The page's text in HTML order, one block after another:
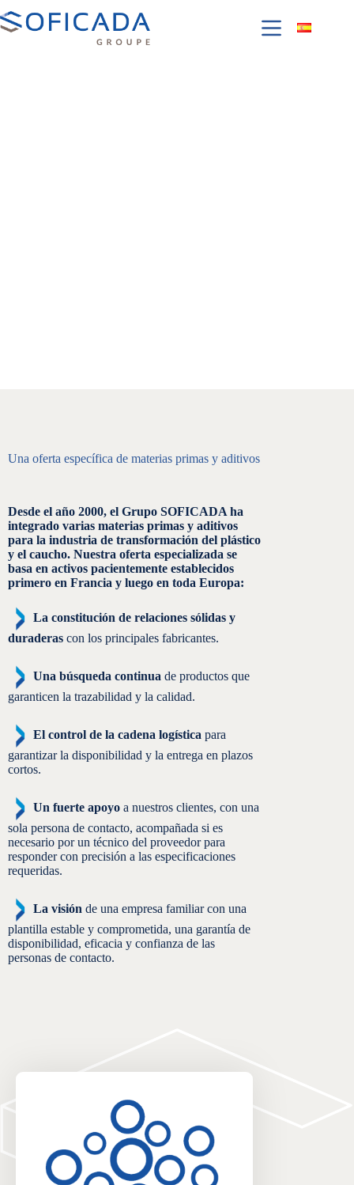
Una oferta específica de materias primas y aditivos
Desde el año 2000, el Grupo SOFICADA ha
integrado varias materias primas y aditivos
para la industria de transformación del plástico
y el caucho. Nuestra oferta especializada se
basa en activos pacientemente establecidos
primero en Francia y luego en toda Europa:
La constitución de relaciones sólidas y
duraderas con los principales fabricantes.
Una búsqueda continua de productos que
garanticen la trazabilidad y la calidad.
El control de la cadena logística para
garantizar la disponibilidad y la entrega en plazos
cortos.
Un fuerte apoyo a nuestros clientes, con una
sola persona de contacto, acompañada si es
necesario por un técnico del proveedor para
responder con precisión a las especificaciones
requeridas.
La visión de una empresa familiar con una
plantilla estable y comprometida, una garantía de
disponibilidad, eficacia y confianza de las
personas de contacto.